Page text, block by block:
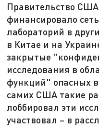
Правительство США
финансировало
лабораторий в
в Китае и на
закрытые
исследования в
функций" опасных
самих США такие
лоббировал эти
участвовал – в